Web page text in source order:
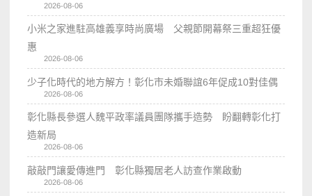
2026-08-06
小米之家進駐高雄義享時尚廣場 父親節開幕祭三重超狂優
惠
2026-08-06
少子化時代的地方解方！彰化市未婚聯誼6年促成10對佳偶
2026-08-06
彰化縣長參選人魏平政率議員團隊攜手造勢 盼翻轉彰化打
造新局
2026-08-06
敲敲門讓愛傳進門 彰化縣獨居老人訪查作業啟動
2026-08-06